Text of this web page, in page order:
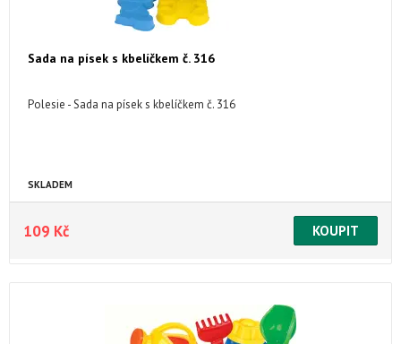
Sada na písek s kbelíčkem č. 316
Polesie - Sada na písek s kbelíčkem č. 316
SKLADEM
109 Kč